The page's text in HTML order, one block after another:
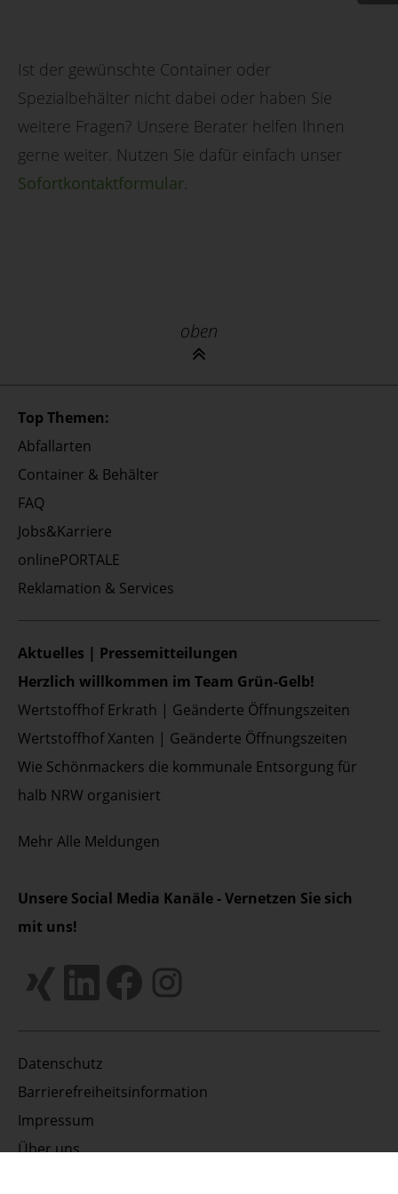
Ist der gewünschte Container oder
Spezialbehälter nicht dabei oder haben Sie
weitere Fragen? Unsere Berater helfen Ihnen
gerne weiter. Nutzen Sie dafür einfach unser
Sofortkontaktformular.
oben
Top Themen:
Abfallarten
Container & Behälter
FAQ
Jobs&Karriere
onlinePORTALE
Reklamation & Services
Datenschutz
Barrierefreiheitsinformation
Impressum
Über uns
Aktuelles | Pressemitteilungen
Herzlich willkommen im Team Grün-Gelb!
Wertstoffhof Erkrath | Geänderte Öffnungszeiten
Wertstoffhof Xanten | Geänderte Öffnungszeiten
Wie Schönmackers die kommunale Entsorgung für
halb NRW organisiert
Mehr Alle Meldungen
Unsere Social Media Kanäle - Vernetzen Sie sich
mit uns!